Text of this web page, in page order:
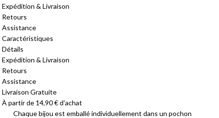
Expédition & Livraison
Retours
Assistance
Caractéristiques
Détails
Expédition & Livraison
Retours
Assistance
Livraison Gratuite
À partir de 14,90 € d'achat
Chaque bijou est emballé individuellement dans un pochon